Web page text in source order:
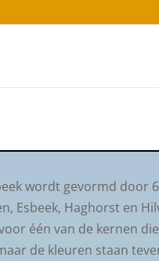
wordt gevormd door
Esbeek, Haghorst en
één van de kernen
de kleuren staan